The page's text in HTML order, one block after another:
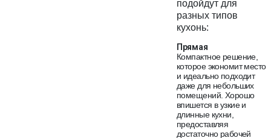
подойдут для
разных типов
кухонь:
Прямая
Компактное решение,
которое экономит место
и идеально подходит
даже для небольших
помещений. Хорошо
впишется в узкие и
длинные кухни,
предоставляя
достаточно рабочей